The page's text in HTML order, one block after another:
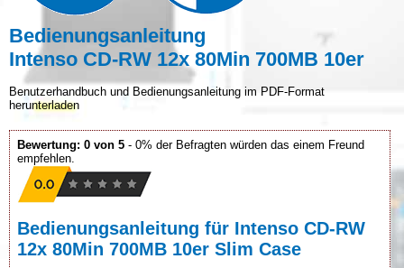
Bedienungsanleitung
Intenso CD-RW 12x 80Min 700MB 10er
Benutzerhandbuch und Bedienungsanleitung im PDF-Format
herunterladen
Bewertung: 0 von 5 - 0% der Befragten würden das einem Freund
empfehlen.
Bedienungsanleitung für Intenso CD-RW
12x 80Min 700MB 10er Slim Case